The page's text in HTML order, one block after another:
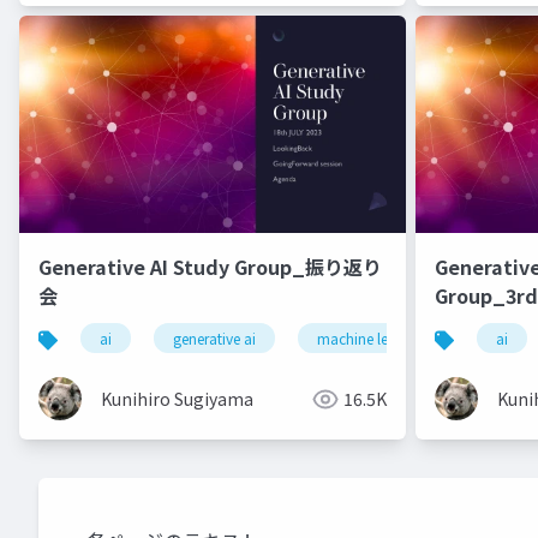
Generative AI Study Group_振り返り
会
ai generative ai machine learning deep
Kunihiro Sugiyama 16.5K
ai